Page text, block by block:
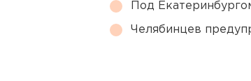
Под
Челябинцев